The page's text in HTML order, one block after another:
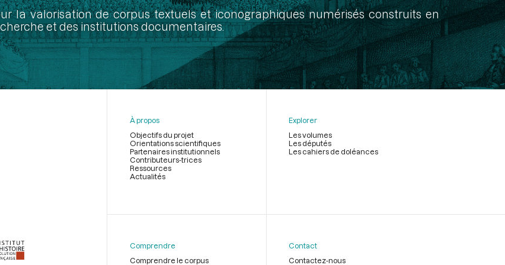
la valorisation de corpus textuels et iconographiques numérisés construits en
et des institutions documentaires.
page
À propos
Objectifs du projet
Orientations scientifiques
Partenaires institutionnels
Contributeurs-trices
Ressources
Actualités
Explorer
Les volumes
Les députés
Les cahiers de doléances
Comprendre
Comprendre le corpus
Contact
Contactez-nous